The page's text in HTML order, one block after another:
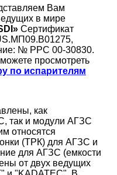
Вам
в мире
Сертификат
№ РРС 00-30830.
просмотреть
по испарителям
как
так и модули АГЗС
относятся
(ТРК) для АГЗС и
для АГЗС (емкости
от двух ведущих